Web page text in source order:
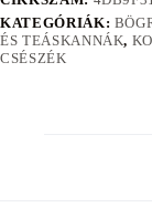
KATEGÓRIÁK:
ÉS TEÁSKANNÁK,
CSÉSZÉK